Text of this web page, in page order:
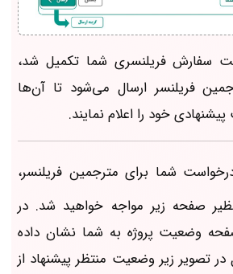
سفارش فریلنسری شما تکمیل شد،
فریلنسر ارسال می‌شود تا آن‌ها
خود را اعلام نمایند.
شما برای مترجمین فریلنسر،
صفحه زیر مواجه خواهید شد. در
وضعیت پروژه به شما نشان داده
تصویر زیر وضعیت منتظر پیشنهاد از